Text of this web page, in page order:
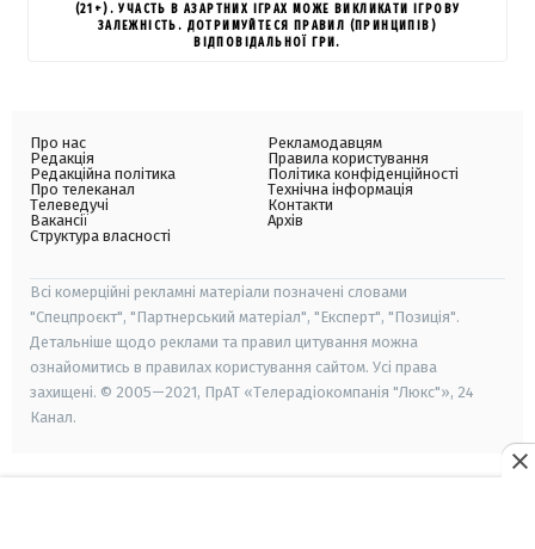
(21+). УЧАСТЬ В АЗАРТНИХ ІГРАХ МОЖЕ ВИКЛИКАТИ ІГРОВУ
ЗАЛЕЖНІСТЬ. ДОТРИМУЙТЕСЯ ПРАВИЛ (ПРИНЦИПІВ)
ВІДПОВІДАЛЬНОЇ ГРИ.
Про нас
Редакція
Редакційна політика
Про телеканал
Телеведучі
Вакансії
Структура власності
Рекламодавцям
Правила користування
Політика конфіденційності
Технічна інформація
Контакти
Архів
Всі комерційні рекламні матеріали позначені словами
"Спецпроєкт", "Партнерський матеріал", "Експерт", "Позиція".
Детальніше щодо реклами та правил цитування можна
ознайомитись в правилах користування сайтом. Усі права
захищені. © 2005—2021, ПрАТ «Телерадіокомпанія "Люкс"», 24
Канал.